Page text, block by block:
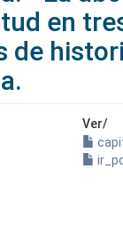
en
de
Ver/